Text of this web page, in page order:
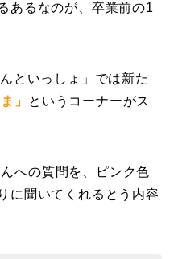
あるなのが、卒業前の1
といっしょ」では新た
」
というコーナーがス
への質問を、ピンク色
に聞いてくれるとう内容